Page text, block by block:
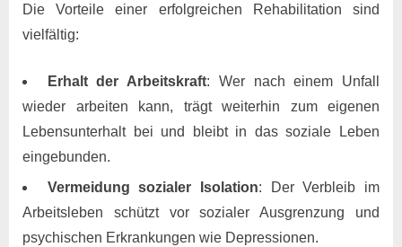
Die Vorteile einer erfolgreichen Rehabilitation sind
vielfältig:
Erhalt der Arbeitskraft: Wer nach einem Unfall
wieder arbeiten kann, trägt weiterhin zum eigenen
Lebensunterhalt bei und bleibt in das soziale Leben
eingebunden.
Vermeidung sozialer Isolation: Der Verbleib im
Arbeitsleben schützt vor sozialer Ausgrenzung und
psychischen Erkrankungen wie Depressionen.